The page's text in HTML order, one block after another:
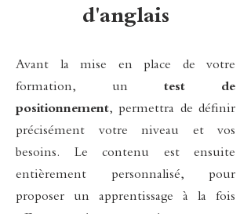
d'anglais
Avant la mise en place de votre
formation, un test de
positionnement, permettra de définir
précisément votre niveau et vos
besoins. Le contenu est ensuite
entièrement personnalisé, pour
proposer un apprentissage à la fois